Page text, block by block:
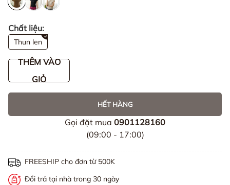
Chất liệu:
Thun len
THÊM VÀO
GIỎ
HẾT HÀNG
Gọi đặt mua 0901128160
(09:00 - 17:00)
FREESHIP cho đơn từ 500K
Đổi trả tại nhà trong 30 ngày